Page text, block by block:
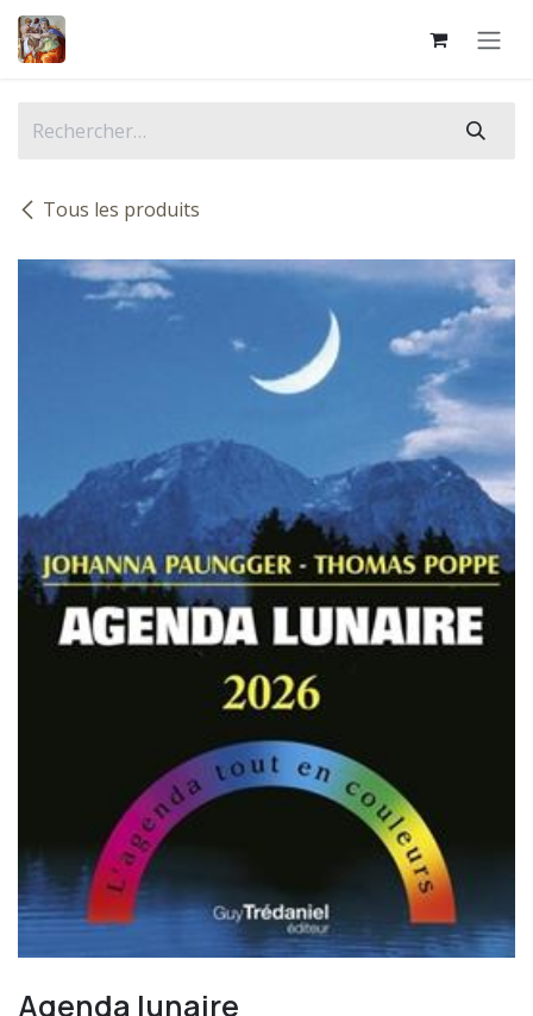
Se rendre au contenu
Tous les produits
Agenda lunaire